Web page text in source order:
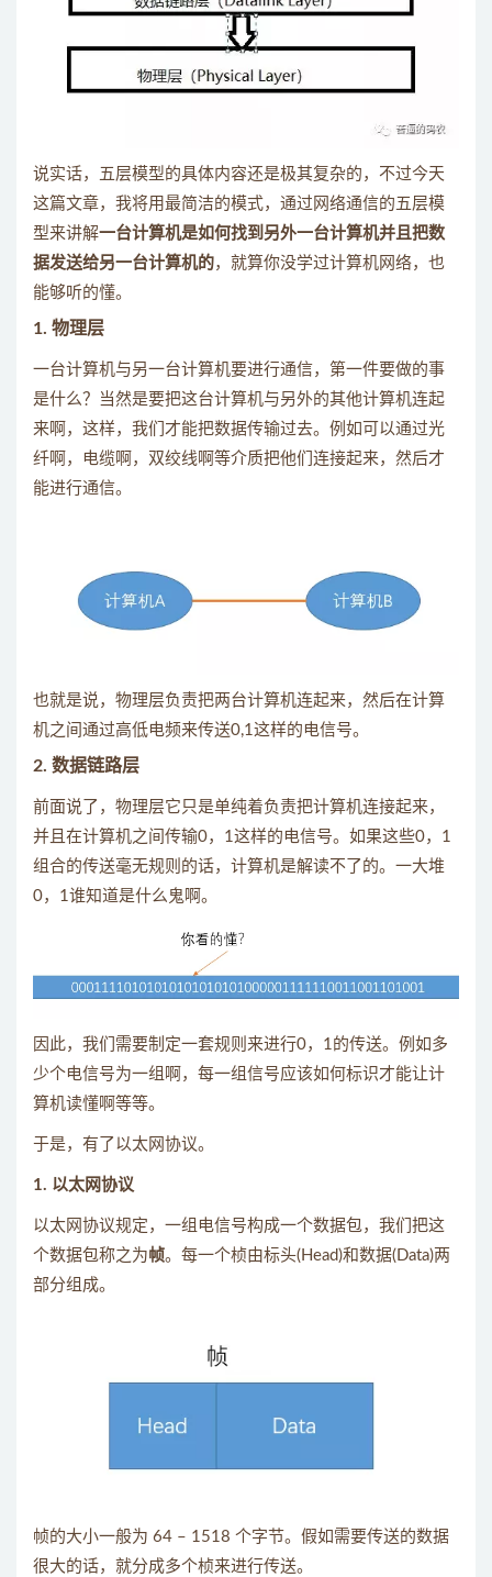
说实话，五层模型的具体内容还是极其复杂的，不过今天
这篇文章，我将用最简洁的模式，通过网络通信的五层模
型来讲解一台计算机是如何找到另外一台计算机并且把数
据发送给另一台计算机的，就算你没学过计算机网络，也
能够听的懂。
1. 物理层
一台计算机与另一台计算机要进行通信，第一件要做的事
是什么？当然是要把这台计算机与另外的其他计算机连起
来啊，这样，我们才能把数据传输过去。例如可以通过光
纤啊，电缆啊，双绞线啊等介质把他们连接起来，然后才
能进行通信。
也就是说，物理层负责把两台计算机连起来，然后在计算
机之间通过高低电频来传送0,1这样的电信号。
2. 数据链路层
前面说了，物理层它只是单纯着负责把计算机连接起来，
并且在计算机之间传输0，1这样的电信号。如果这些0，1
组合的传送毫无规则的话，计算机是解读不了的。一大堆
0，1谁知道是什么鬼啊。
因此，我们需要制定一套规则来进行0，1的传送。例如多
少个电信号为一组啊，每一组信号应该如何标识才能让计
算机读懂啊等等。
于是，有了以太网协议。
1. 以太网协议
以太网协议规定，一组电信号构成一个数据包，我们把这
个数据包称之为帧。每一个桢由标头(Head)和数据(Data)两
部分组成。
帧的大小一般为 64 – 1518 个字节。假如需要传送的数据
很大的话，就分成多个桢来进行传送。